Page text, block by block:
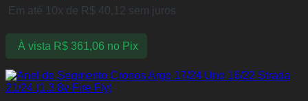
Em até 10x de R$ 40,12 sem juros
À vista R$361,06 no Pix